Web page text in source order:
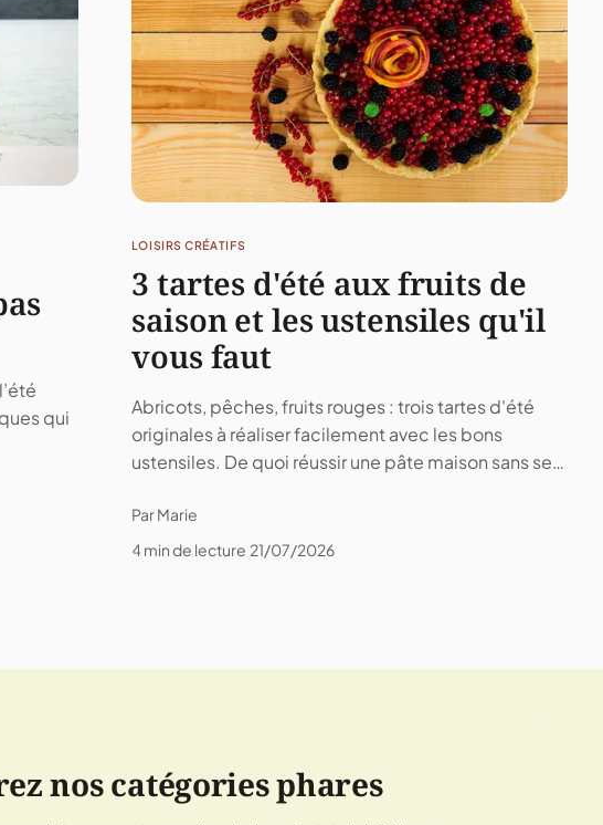
qui
LOISIRS CRÉATIFS
3 tartes d'été aux fruits de
saison et les ustensiles qu'il
vous faut
Abricots, pêches, fruits rouges : trois tartes d'été
originales à réaliser facilement avec les bons
ustensiles. De quoi réussir une pâte maison sans se
Par Marie
4 min de lecture 21/07/2026
nos catégories phares